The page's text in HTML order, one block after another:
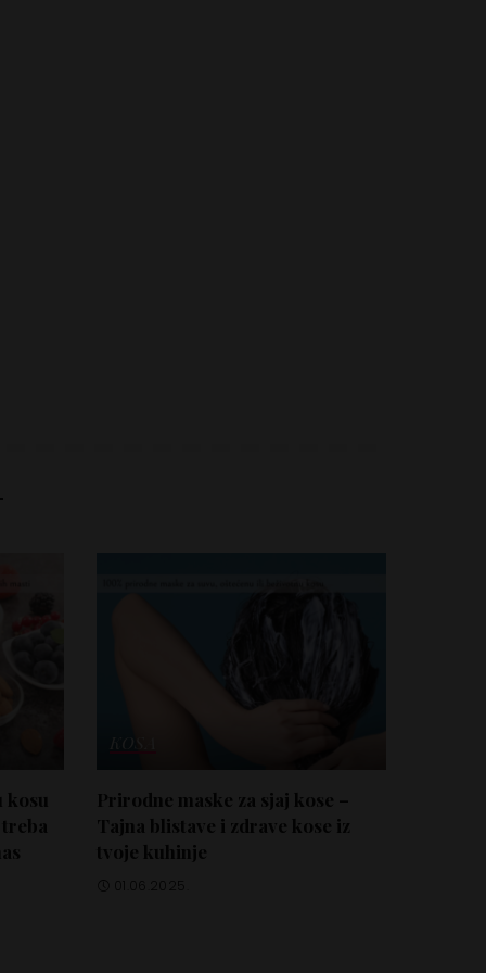
kosu
Prirodne maske za sjaj kose –
Tajna blistave i zdrave kose iz
tvoje kuhinje